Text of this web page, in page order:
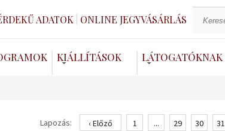
ADATOK ONLINE JEGYVÁSÁRLÁS
KIÁLLÍTÁSOK LÁTOGATÓKNAK
Lapozás: ‹ Előző 1 ... 29 30 31